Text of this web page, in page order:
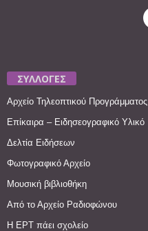
ΣΥΛΛΟΓΕΣ
Αρχείο Τηλεοπτικού Προγράμματος
Επίκαιρα – Ειδησεογραφικό Υλικό
Δελτία Ειδήσεων
Φωτογραφικό Αρχείο
Μουσική βιβλιοθήκη
Από το Αρχείο Ραδιοφώνου
Η ΕΡΤ πάει σχολείο